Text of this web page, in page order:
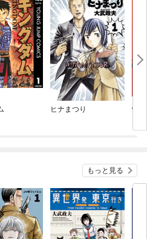
ヒナまつり 怪
もっと見る